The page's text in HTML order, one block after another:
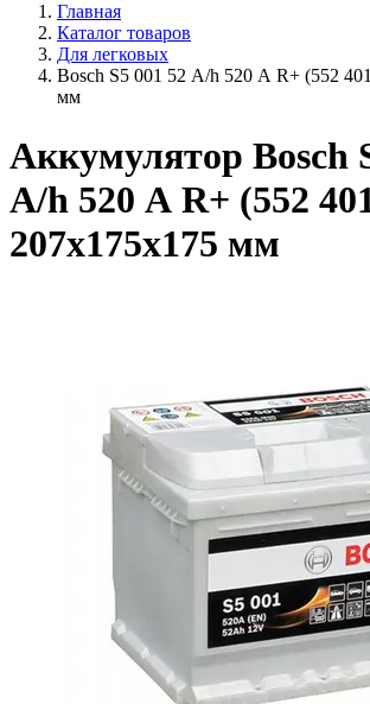
Главная
Каталог товаров
Для легковых
Bosch S5 001 52 А/h 520 А R+ (552
мм
Аккумулятор Bosch
А/h 520 А R+ (552
207x175x175 мм